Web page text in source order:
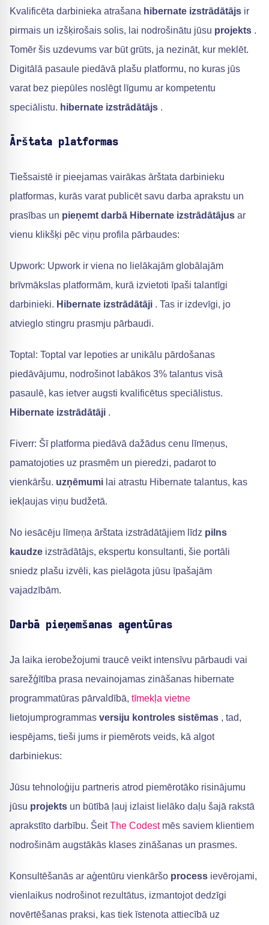
Kvalificēta darbinieka atrašana hibernate izstrādātājs ir
pirmais un izšķirošais solis, lai nodrošinātu jūsu projekts .
Tomēr šis uzdevums var būt grūts, ja nezināt, kur meklēt.
Digitālā pasaule piedāvā plašu platformu, no kuras jūs
varat bez piepūles noslēgt līgumu ar kompetentu
speciālistu. hibernate izstrādātājs .
Ārštata platformas
Tiešsaistē ir pieejamas vairākas ārštata darbinieku
platformas, kurās varat publicēt savu darba aprakstu un
prasības un pieņemt darbā Hibernate izstrādātājus ar
vienu klikšķi pēc viņu profila pārbaudes:
Upwork: Upwork ir viena no lielākajām globālajām
brīvmākslas platformām, kurā izvietoti īpaši talantīgi
darbinieki. Hibernate izstrādātāji . Tas ir izdevīgi, jo
atvieglo stingru prasmju pārbaudi.
Toptal: Toptal var lepoties ar unikālu pārdošanas
piedāvājumu, nodrošinot labākos 3% talantus visā
pasaulē, kas ietver augsti kvalificētus speciālistus.
Hibernate izstrādātāji .
Fiverr: Šī platforma piedāvā dažādus cenu līmeņus,
pamatojoties uz prasmēm un pieredzi, padarot to
vienkāršu. uzņēmumi lai atrastu Hibernate talantus, kas
iekļaujas viņu budžetā.
No iesācēju līmeņa ārštata izstrādātājiem līdz pilns
kaudze izstrādātājs, ekspertu konsultanti, šie portāli
sniedz plašu izvēli, kas pielāgota jūsu īpašajām
vajadzībām.
Darbā pieņemšanas aģentūras
Ja laika ierobežojumi traucē veikt intensīvu pārbaudi vai
sarežģītība prasa nevainojamas zināšanas hibernate
programmatūras pārvaldībā, tīmekļa vietne
lietojumprogrammas versiju kontroles sistēmas , tad,
iespējams, tieši jums ir piemērots veids, kā algot
darbiniekus:
Jūsu tehnoloģiju partneris atrod piemērotāko risinājumu
jūsu projekts un būtībā ļauj izlaist lielāko daļu šajā rakstā
aprakstīto darbību. ŠeitThe Codestmēs saviem klientiem
nodrošinām augstākās klases zināšanas un prasmes.
Konsultēšanās ar aģentūru vienkāršo process ievērojami,
vienlaikus nodrošinot rezultātus, izmantojot dedzīgi
novērtēšanas praksi, kas tiek īstenota attiecībā uz